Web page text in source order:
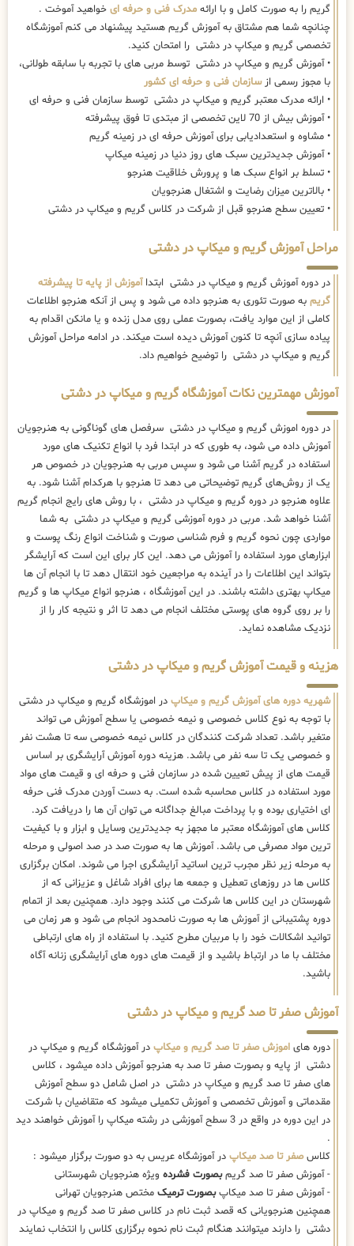
گریم را به صورت کامل و با ارائه مدرک فنی و حرفه ای خواهید آموخت .
چنانچه شما هم مشتاق به آموزش گریم هستید پیشنهاد می کنم آموزشگاه
تخصصی گریم و میکاپ در دشتی را امتحان کنید.
• آموزش گریم و میکاپ در دشتی توسط مربی های با تجربه با سابقه طولانی،
با مجوز رسمی ازسازمان فنی و حرفه ای کشور
• ارائه مدرک معتبر گریم و میکاپ در دشتی توسط سازمان فنی و حرفه ای
• آموزش بیش از 70 لاین تخصصی از مبتدی تا فوق پیشرفته
• مشاوه و استعدادیابی برای آموزش حرفه ای در زمینه گریم
• آموزش جدیدترین سبک های روز دنیا در زمینه میکاپ
• تسلط بر انواع سبک ها و پرورش خلاقیت هنرجو
• بالاترین میزان رضایت و اشتغال هنرجویان
• تعیین سطح هنرجو قبل از شرکت در کلاس گریم و میکاپ در دشتی
مراحل آموزش گریم و میکاپ در دشتی
در دوره آموزش گریم و میکاپ در دشتی ابتداآموزش از پایه تا پیشرفته
گریم به صورت تئوری به هنرجو داده می شود و پس از آنکه هنرجو اطلاعات
کاملی از این موارد یافت، بصورت عملی روی مدل زنده و یا مانکن اقدام به
پیاده سازی آنچه تا کنون آموزش دیده است میکند. در ادامه مراحل آموزش
گریم و میکاپ در دشتی را توضیح خواهیم داد.
آموزش مهمترین نکات آموزشگاه گریم و میکاپ در دشتی
در دوره اموزش گریم و میکاپ در دشتی سرفصل های گوناگونی به هنرجویان
آموزش داده می شود، به طوری که در ابتدا فرد با انواع تکنیک های مورد
استفاده در گریم آشنا می شود و سپس مربی به هنرجویان در خصوص هر
یک از روش‌های گریم توضیحاتی می دهد تا هنرجو با هرکدام آشنا شود. به
علاوه هنرجو در دوره گریم و میکاپ در دشتی ، با روش های رایج انجام گریم
آشنا خواهد شد. مربی در دوره آموزشی گریم و میکاپ در دشتی به شما
مواردی چون نحوه گریم و فرم شناسی صورت و شناخت انواع رنگ پوست و
ابزارهای مورد استفاده را آموزش می دهد. این کار برای این است که آرایشگر
بتواند این اطلاعات را در آینده به مراجعین خود انتقال دهد تا با انجام آن ها
میکاپ بهتری داشته باشند. در این آموزشگاه ، هنرجو انواع میکاپ ها و گریم
را بر روی گروه های پوستی مختلف انجام می دهد تا اثر و نتیجه کار را از
نزدیک مشاهده نماید.
هزینه و قیمت آموزش گریم و میکاپ در دشتی
شهریه دوره های آموزش گریم و میکاپ در اموزشگاه گریم و میکاپ در دشتی
با توجه به نوع کلاس خصوصی و نیمه خصوصی یا سطح آموزش می تواند
متغیر باشد. تعداد شرکت کنندگان در کلاس نیمه خصوصی سه تا هشت نفر
و خصوصی یک تا سه نفر می باشد. هزینه دوره آموزش آرایشگری بر اساس
قیمت های از پیش تعیین شده در سازمان فنی و حرفه ای و قیمت های مواد
مورد استفاده در کلاس محاسبه شده است. به دست آوردن مدرک فنی حرفه
ای اختیاری بوده و با پرداخت مبالغ جداگانه می توان آن ها را دریافت کرد.
کلاس های آموزشگاه معتبر ما مجهز به جدیدترین وسایل و ابزار و با کیفیت
ترین مواد مصرفی می باشد. آموزش ها به صورت صد در صد اصولی و مرحله
به مرحله زیر نظر مجرب ترین اساتید آرایشگری اجرا می شوند. امکان برگزاری
کلاس ها در روزهای تعطیل و جمعه ها برای افراد شاغل و عزیزانی که از
شهرستان در این کلاس ها شرکت می کنند وجود دارد. همچنین بعد از اتمام
دوره پشتیبانی از آموزش ها به صورت نامحدود انجام می شود و هر زمان می
توانید اشکالات خود را با مربیان مطرح کنید. با استفاده از راه های ارتباطی
مختلف با ما در ارتباط باشید و از قیمت های دوره های آرایشگری زنانه آگاه
باشید.
آموزش صفر تا صد گریم و میکاپ در دشتی
دوره های اموزش صفر تا صد گریم و میکاپ در آموزشگاه گریم و میکاپ در
دشتی از پایه و بصورت صفر تا صد به هنرجو آموزش داده میشود ، کلاس
های صفر تا صد گریم و میکاپ در دشتی در اصل شامل دو سطح آموزش
مقدماتی و آموزش تخصصی و آموزش تکمیلی میشود که متقاضیان با شرکت
در این دوره در واقع در 3 سطح آموزشی در رشته میکاپ را آموزش خواهند دید
.
کلاسصفر تا صد میکاپ در آموزشگاه عریس به دو صورت برگزار میشود :
- آموزش صفر تا صد گریمبصورت فشرده ویژه هنرجویان شهرستانی
- آموزش صفر تا صد میکاپبصورت ترمیک مختص هنرجویان تهرانی
همچنین هنرجویانی که قصد ثبت نام در کلاس صفر تا صد گریم و میکاپ در
دشتی را دارند میتوانند هنگام ثبت نام نحوه برگزاری کلاس را انتخاب نمایند